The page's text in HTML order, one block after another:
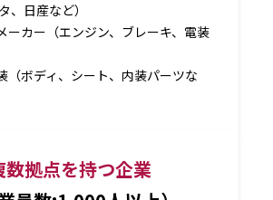
、日産など）
ーカー（エンジン、ブレーキ、電装
（ボディ、シート、内装パーツな
数拠点を持つ企業